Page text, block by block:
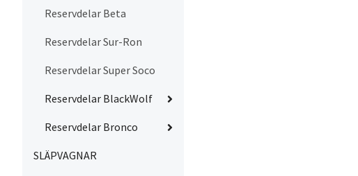
Reservdelar Beta
Reservdelar Sur-Ron
Reservdelar Super Soco
Reservdelar BlackWolf
Reservdelar Bronco
SLÄPVAGNAR